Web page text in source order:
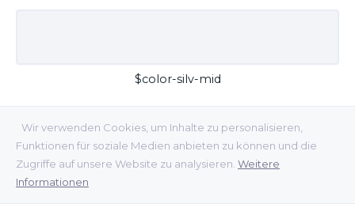
Wir verwenden Cookies, um Inhalte zu personalisieren,
Funktionen für soziale Medien anbieten zu können und die
Zugriffe auf unsere Website zu analysieren. Weitere
Informationen
$color-silv-mid